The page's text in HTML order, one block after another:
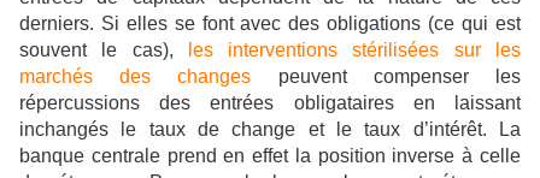
derniers. Si elles se font avec des obligations (ce qui est
souvent le cas), les interventions stérilisées sur les
marchés des changes peuvent compenser les
répercussions des entrées obligataires en laissant
inchangés le taux de change et le taux d’intérêt. La
banque centrale prend en effet la position inverse à celle